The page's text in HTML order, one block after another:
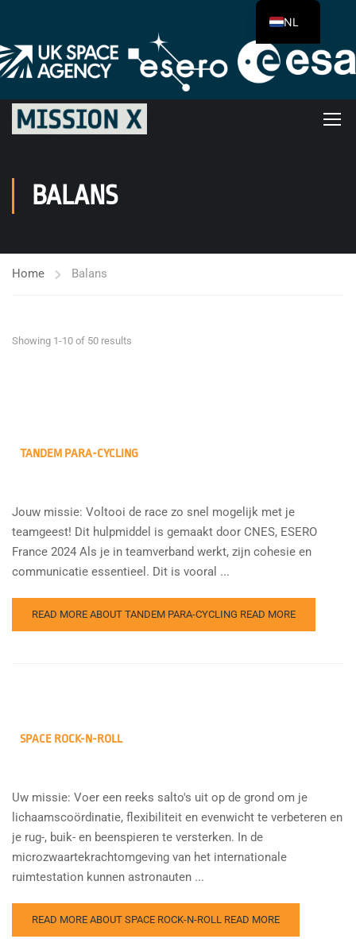
BALANS
Home Balans
Showing 1-10 of 50 results
TANDEM PARA-CYCLING
Jouw missie: Voltooi de race zo snel mogelijk met je
teamgeest! Dit hulpmiddel is gemaakt door CNES, ESERO
France 2024 Als je in teamverband werkt, zijn cohesie en
communicatie essentieel. Dit is vooral ...
READ MORE ABOUT TANDEM PARA-CYCLING READ MORE
SPACE ROCK-N-ROLL
Uw missie: Voer een reeks salto's uit op de grond om je
lichaamscoördinatie, flexibiliteit en evenwicht te verbeteren en
je rug-, buik- en beenspieren te versterken. In de
microzwaartekrachtomgeving van het internationale
ruimtestation kunnen astronauten ...
READ MORE ABOUT SPACE ROCK-N-ROLL READ MORE
NL